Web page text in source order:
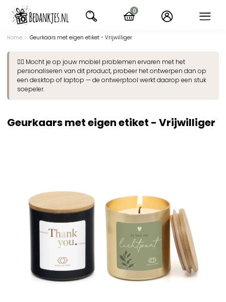
naar
navigatie
Home Geurkaars met eigen etiket - Vrijwilliger
👉🏽 Mocht je op jouw mobiel problemen ervaren met het
personaliseren van dit product, probeer het ontwerpen dan op
een desktop of laptop — de ontwerptool werkt daarop een stuk
soepeler.
Geurkaars met eigen etiket - Vrijwilliger
0
items